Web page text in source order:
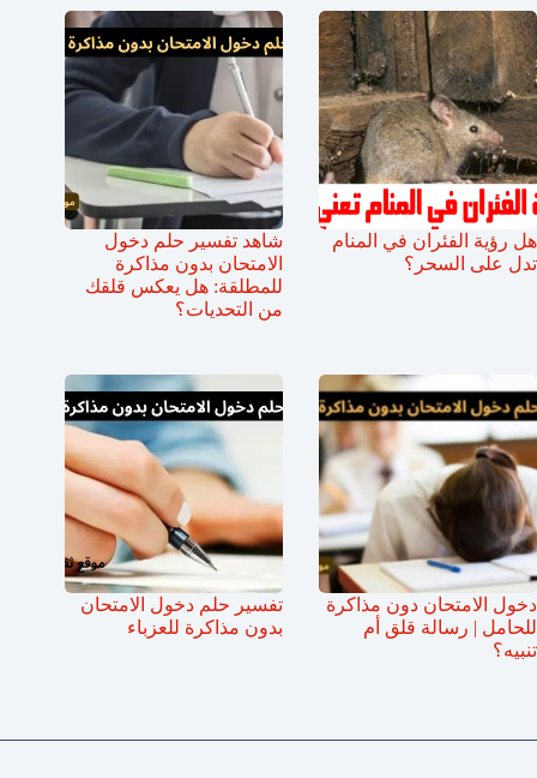
هل رؤية الفئران في المنام
تدل على السحر؟
شاهد تفسير حلم دخول
الامتحان بدون مذاكرة
للمطلقة: هل يعكس قلقك
من التحديات؟
دخول الامتحان دون مذاكرة
للحامل | رسالة قلق أم
تنبيه؟
تفسير حلم دخول الامتحان
بدون مذاكرة للعزباء